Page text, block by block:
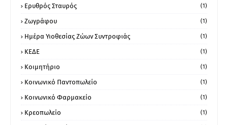
Ερυθρός Σταυρός (1)
Ζωγράφου (1)
Ημέρα Υιοθεσίας Ζώων Συντροφιάς (1)
ΚΕΔΕ (1)
Κοιμητήριο (1)
Κοινωνικό Παντοπωλείο (1)
Κοινωνικό Φαρμακείο (1)
Κρεοπωλείο (1)